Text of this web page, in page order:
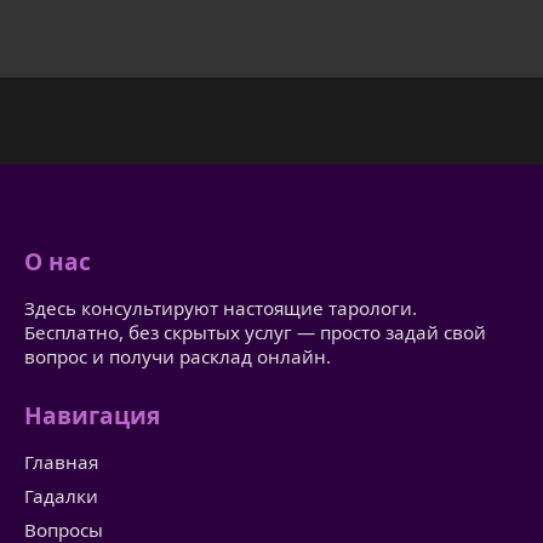
О нас
Здесь консультируют настоящие тарологи.
Бесплатно, без скрытых услуг — просто задай свой
вопрос и получи расклад онлайн.
Навигация
Главная
Гадалки
Вопросы